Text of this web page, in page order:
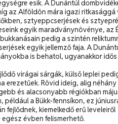
esik. A Dunántúl
az Alföldön mára igazi ritkasággá
sztyeppcserjések és
egyik maradványnövénye, az
pedig a szintén
egyik jellemző faja. A
is behatol, ugyanakkor idős
virágai sárgák, külső leplei
erezetűek. Rövid ideig, alig
és alacsonyabb régiókban
például a Bükk-fennsíkon, ez
fejlődnek, kiemelkedő erű leveleiről
évben felismerhető.